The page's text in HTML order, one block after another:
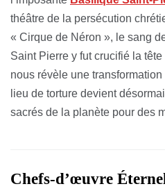
théâtre de la persécution
« Cirque de Néron », le sang
Saint Pierre y fut crucifié la tête
nous révèle une
lieu de torture devient
sacrés de la planète pour des
Chefs-d’œuvre